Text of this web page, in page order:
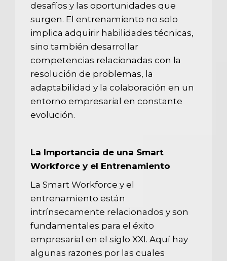
desafíos y las oportunidades que
surgen. El entrenamiento no solo
implica adquirir habilidades técnicas,
sino también desarrollar
competencias relacionadas con la
resolución de problemas, la
adaptabilidad y la colaboración en un
entorno empresarial en constante
evolución.
La Importancia de una Smart
Workforce y el Entrenamiento
La Smart Workforce y el
entrenamiento están
intrínsecamente relacionados y son
fundamentales para el éxito
empresarial en el siglo XXI. Aquí hay
algunas razones por las cuales